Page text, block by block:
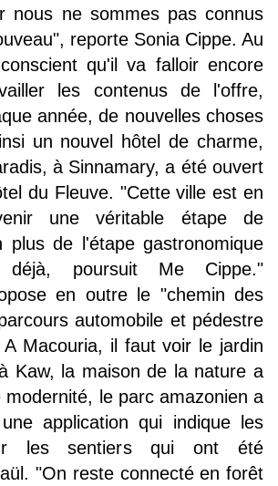
nous ne sommes pas connus
reporte Sonia Cippe. Au
qu'il va falloir encore
les contenus de l'offre,
année, de nouvelles choses
un nouvel hôtel de charme,
à Sinnamary, a été ouvert
du Fleuve. "Cette ville est en
une véritable étape de
plus de l'étape gastronomique
déjà, poursuit Me Cippe."
en outre le "chemin des
automobile et pédestre
Macouria, il faut voir le jardin
Kaw, la maison de la nature a
modernité, le parc amazonien a
application qui indique les
les sentiers qui ont été
"On reste connecté en forêt